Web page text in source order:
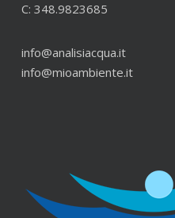
C: 348.9823685
info@analisiacqua.it
info@mioambiente.it